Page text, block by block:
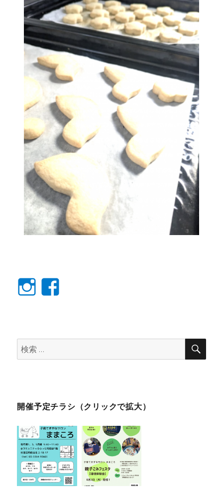
Instagram
検
索:
検
開催予定チラシ（クリックで拡大）